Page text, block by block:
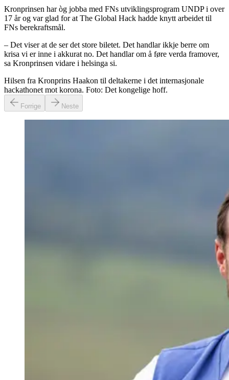
Kronprinsen har òg jobba med FNs utviklingsprogram UNDP i over
17 år og var glad for at The Global Hack hadde knytt arbeidet til
FNs berekraftsmål.
– Det viser at de ser det store biletet. Det handlar ikkje berre om
krisa vi er inne i akkurat no. Det handlar om å føre verda framover,
sa Kronprinsen vidare i helsinga si.
Hilsen fra Kronprins Haakon til deltakerne i det internasjonale
hackathonet mot korona. Foto: Det kongelige hoff.
Forrige Neste